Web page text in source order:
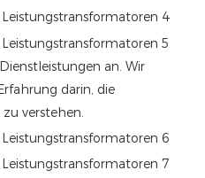
an. Wir
darin, die
verstehen.